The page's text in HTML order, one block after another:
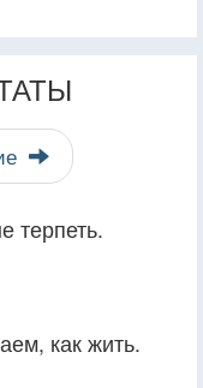
терпеть.
как жить.